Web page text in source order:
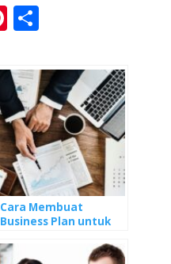
Pi
er
e
st
S
ar
e
Cara Membuat
Business Plan untuk